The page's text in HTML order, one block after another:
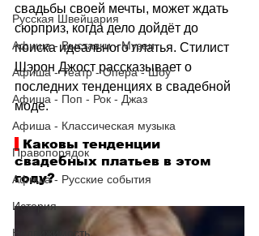
Русская Швейцария
Афиша - Выставки - Музеи
Афиша - Театр - Опера - Шоу
Афиша - Поп - Рок - Джаз
Афиша - Классическая музыка
Правопорядок
Афиша - Русские события
История
Недвижимость
свадьбы своей мечты, может ждать
сюрприз, когда дело дойдёт до
поиска идеального платья. Стилист
Шэрон Джост рассказывает о
последних тенденциях в свадебной
моде.
Каковы тенденции
свадебных платьев в этом
году?